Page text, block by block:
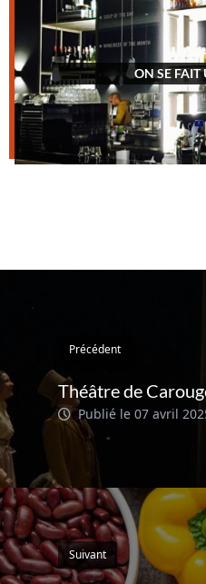
ON SE FAIT
Précédent
Théâtre de
Publié le 07 avril
Suivant